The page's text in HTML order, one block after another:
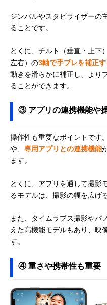
ジンバルやスタビライザーの
ることです。
とくに、チルト（垂直・上下
左右）の3軸で手ブレを補正
動きを滑らかに補正し、より
ることができます。
③ アプリの連携機能や
操作性も重要なポイントです
や、 専用アプリとの連携機能
ます。
とくに、アプリを通して撮影
るモデルは、撮影の幅を広げ
また、タイムラプス撮影やパ
えた高機能モデルもあり、映
す。
④ 重さや携帯性も重要